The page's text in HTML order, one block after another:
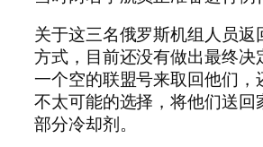
关于这三名俄罗斯机组人员返
方式，目前还没有做出最终
一个空的联盟号来取回他们，
不太可能的选择，将他们送回
部分冷却剂。